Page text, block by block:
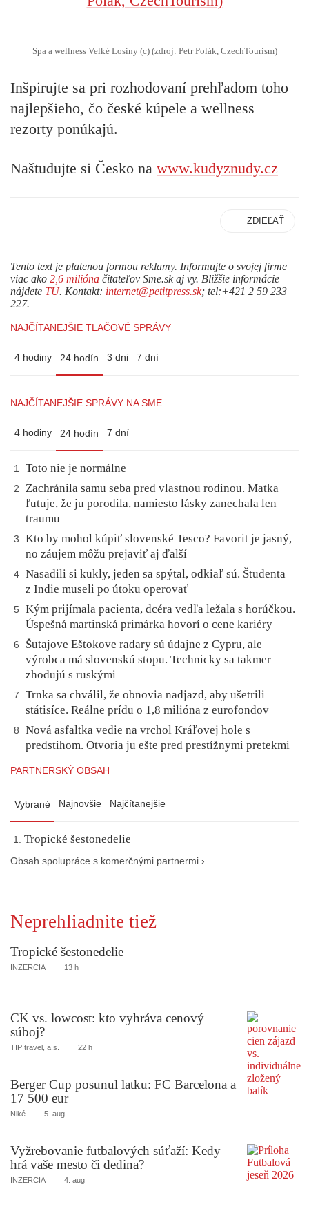
Spa a wellness Velké Losiny (c) (zdroj: Petr Polák, CzechTourism)
Inšpirujte sa pri rozhodovaní prehľadom toho
najlepšieho, čo české kúpele a wellness
rezorty ponúkajú.
Naštudujte si Česko na www.kudyznudy.cz
ZDIEĽAŤ
Tento text je platenou formou reklamy. Informujte o svojej firme
viac ako 2,6 milióna čitateľov Sme.sk aj vy. Bližšie informácie
nájdete TU. Kontakt: internet@petitpress.sk; tel:+421 2 59 233
227.
NAJČÍTANEJŠIE TLAČOVÉ SPRÁVY
4 hodiny 24 hodín 3 dni 7 dní
NAJČÍTANEJŠIE SPRÁVY NA SME
4 hodiny 24 hodín 7 dní
1 Toto nie je normálne
2
Zachránila samu seba pred vlastnou rodinou. Matka
ľutuje, že ju porodila, namiesto lásky zanechala len
traumu
3
Kto by mohol kúpiť slovenské Tesco? Favorit je jasný,
no záujem môžu prejaviť aj ďalší
4 Nasadili si kukly, jeden sa spýtal, odkiaľ sú. Študenta
z Indie museli po útoku operovať
5
Kým prijímala pacienta, dcéra vedľa ležala s horúčkou.
Úspešná martinská primárka hovorí o cene kariéry
6
Šutajove Eštokove radary sú údajne z Cypru, ale
výrobca má slovenskú stopu. Technicky sa takmer
zhodujú s ruskými
7
Trnka sa chválil, že obnovia nadjazd, aby ušetrili
státisíce. Reálne prídu o 1,8 milióna z eurofondov
8
Nová asfaltka vedie na vrchol Kráľovej hole s
predstihom. Otvoria ju ešte pred prestížnymi pretekmi
PARTNERSKÝ OBSAH
Vybrané Najnovšie Najčítanejšie
Tropické šestonedelie
Obsah spolupráce s komerčnými partnermi ›
Neprehliadnite tiež
Tropické šestonedelie
INZERCIA 13 h
CK vs. lowcost: kto vyhráva cenový
súboj?
TIP travel, a.s. 22 h
Berger Cup posunul latku: FC Barcelona a
17 500 eur
Niké 5. aug
Vyžrebovanie futbalových súťaží: Kedy
hrá vaše mesto či dedina?
INZERCIA 4. aug